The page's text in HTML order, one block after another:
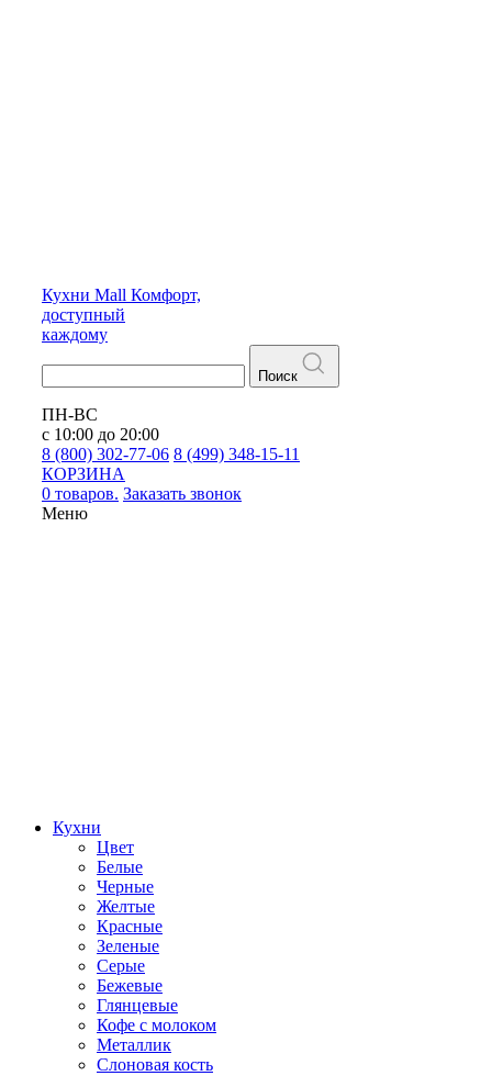
Кухни Mall Комфорт,
доступный
каждому
Поиск
ПН-ВС
с 10:00 до 20:00
8 (800) 302-77-06 8 (499) 348-15-11
КОРЗИНА
0 товаров. Заказать звонок
Меню
Кухни
Цвет
Белые
Черные
Желтые
Красные
Зеленые
Серые
Бежевые
Глянцевые
Кофе с молоком
Металлик
Слоновая кость